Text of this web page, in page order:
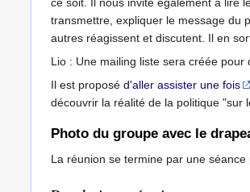
transmettre, expliquer le message du
autres réagissent et discutent. Il en
Lio : Une mailing liste sera créée
Il est proposé d'aller assister une fois
découvrir la réalité de la politique "sur
Photo du groupe avec le
La réunion se termine par une